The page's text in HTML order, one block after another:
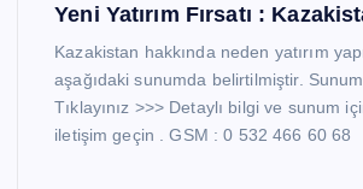
Yeni Yatırım Fırsatı :
Kazakistan hakkında neden yatırım
aşağıdaki sunumda belirtilmiştir.
Tıklayınız >>> Detaylı bilgi ve sunum
iletişim geçin . GSM : 0 532 466 60 68